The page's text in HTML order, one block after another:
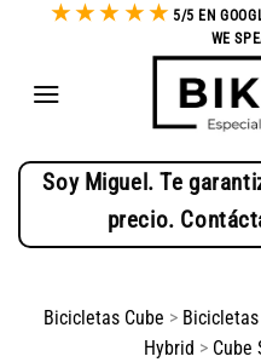
★★ ★ ★★ 5/5 EN
WE
Soy Miguel. Te
precio.
Bicicletas Cube >
Hybrid > Cube